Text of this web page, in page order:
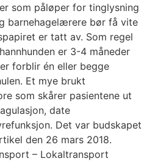
som påløper for tinglysning
barnehagelærere bør få vite
er tatt av. Som regel
er 3-4 måneder
forblir én eller begge
Et mye brukt
som skårer pasientene ut
date
Det var budskapet
den 26 mars 2018.
– Lokaltransport